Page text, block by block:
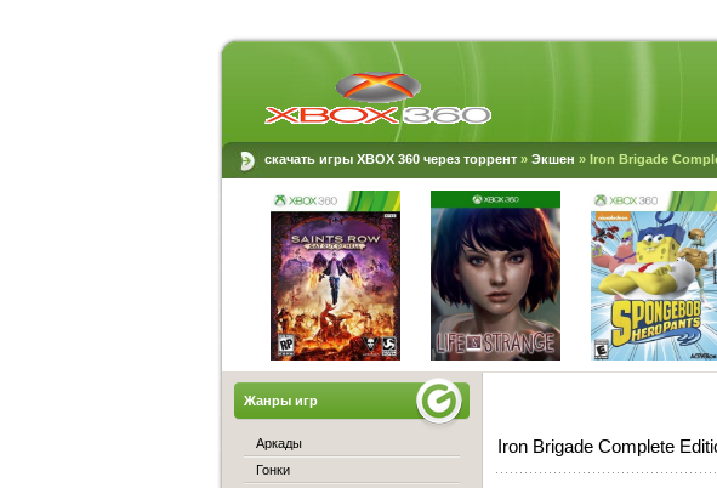
скачать игры XBOX 360 через торрент» Экшен » Iron Brigade
Iron Brigade Complete
Жанры игр
Аркады
Гонки